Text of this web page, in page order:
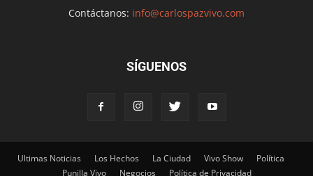
Contáctanos: info@carlospazvivo.com
SÍGUENOS
Ultimas Noticias Los Hechos La Ciudad Vivo Show
Política
Punilla Vivo
Negocios Política de Privacidad